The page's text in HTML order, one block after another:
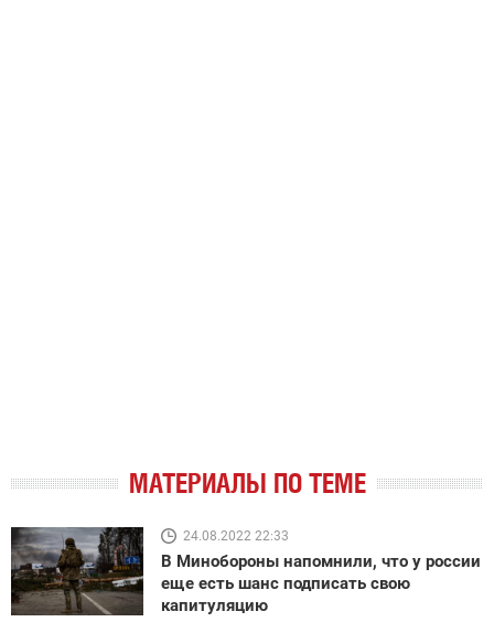
МАТЕРИАЛЫ ПО ТЕМЕ
24.08.2022 22:33
В Минобороны напомнили, что у россии
еще есть шанс подписать свою
капитуляцию